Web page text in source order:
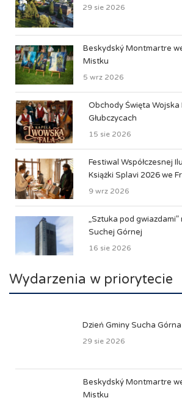
29 sie 2026
Beskydský Montmartre
Mistku
5 wrz 2026
Obchody Święta
Głubczycach
15 sie 2026
Festiwal Współczesnej
Książki Splavi 2026 we
9 wrz 2026
„Sztuka pod
Suchej Górnej
16 sie 2026
Wydarzenia w priorytecie
Dzień Gminy Sucha
29 sie 2026
Beskydský Montmartre
Mistku